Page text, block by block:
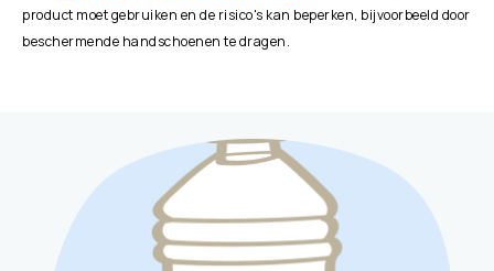
product moet gebruiken en de risico's kan beperken, bijvoorbeeld door
beschermende handschoenen te dragen.